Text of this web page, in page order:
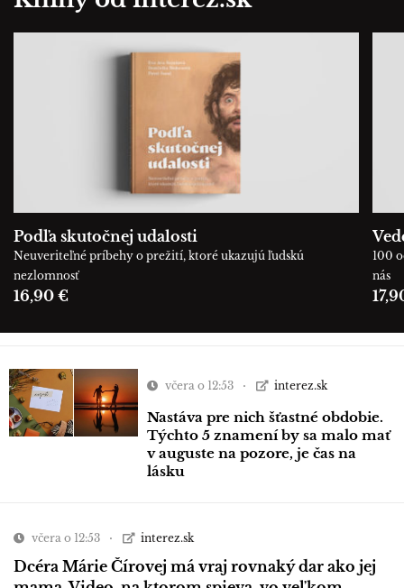
Podľa skutočnej udalosti
Neuveriteľné príbehy o prežití, ktoré ukazujú ľudskú
nezlomnosť
16,90 €
100
nás
včera o 12:53 interez.sk
Nastáva pre nich šťastné obdobie.
Týchto 5 znamení by sa malo mať
v auguste na pozore, je čas na
lásku
včera o 12:53 interez.sk
Dcéra Márie Čírovej má vraj rovnaký dar ako jej